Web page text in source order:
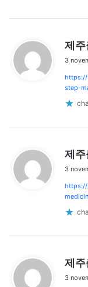
제
3
step-
제주
3
https://
제
3